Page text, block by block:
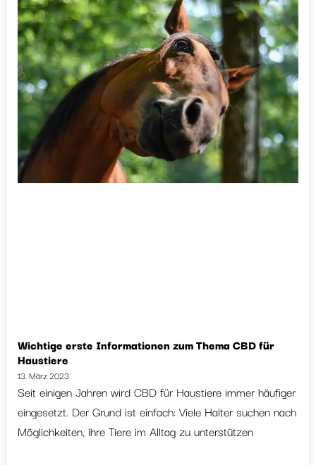
Wichtige erste Informationen zum Thema CBD für
Haustiere
13. März 2023
Seit einigen Jahren wird CBD für Haustiere immer häufiger
eingesetzt. Der Grund ist einfach: Viele Halter suchen nach
Möglichkeiten, ihre Tiere im Alltag zu unterstützen